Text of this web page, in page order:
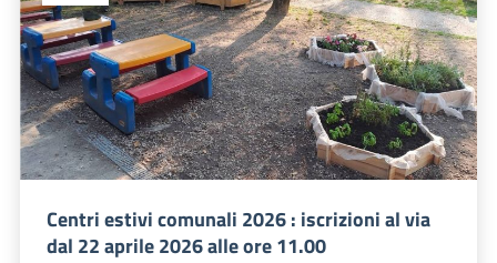
Centri estivi comunali 2026 : iscrizioni al via
dal 22 aprile 2026 alle ore 11.00